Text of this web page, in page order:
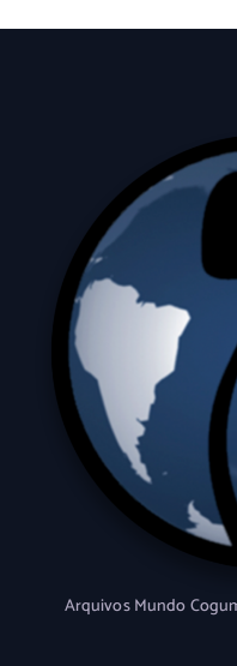
Arquivos Mundo